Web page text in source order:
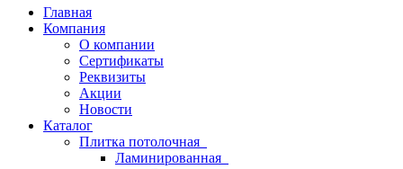
Главная
Компания
О компании
Сертификаты
Реквизиты
Акции
Новости
Каталог
Плитка потолочная
Ламинированная